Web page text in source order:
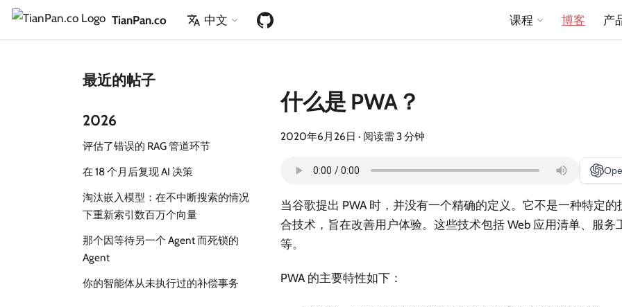
TianPan.co 中文 课程 博客 产
最近的帖子
2026
评估了错误的 RAG 管道环节
在 18 个月后复现 AI 决策
淘汰嵌入模型：在不中断搜索的情况
下重新索引数百万个向量
那个因等待另一个 Agent 而死锁的
Agent
你的智能体从未执行过的补偿事务
什么是 PWA？
2020年6月26日 · 阅读需 3 分钟
当谷歌提出 PWA 时，并没有一个精确的定义。它不是一种特定的
合技术，旨在改善用户体验。这些技术包括 Web 应用清单、服务
等。
PWA 的主要特性如下：